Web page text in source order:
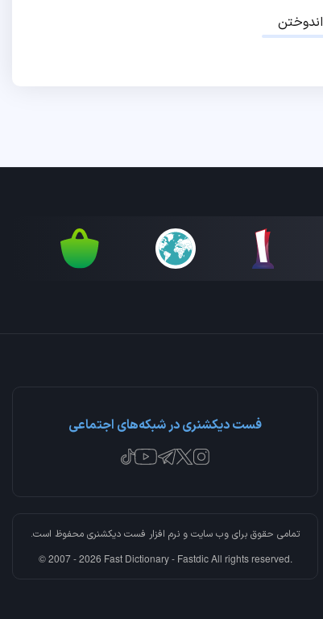
اندوختن
فست دیکشنری در شبکه‌های اجتماعی
تمامی حقوق برای وب سایت و نرم افزار فست دیکشنریمحفوظ است.
© 2007 - 2026 Fast Dictionary - Fastdic All rights reserved.